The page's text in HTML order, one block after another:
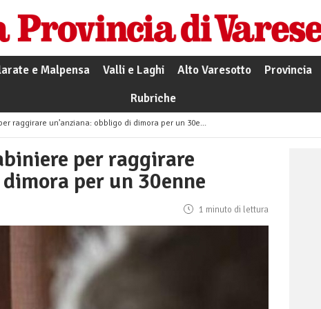
e Malpensa Valli e Laghi Alto Varesotto Provincia
Rubriche
raggirare un’anziana: obbligo di dimora per un 30enne
per raggirare
per un 30enne
1 minuto di lettura